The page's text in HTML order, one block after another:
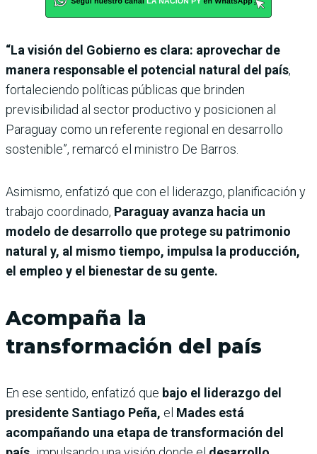
“La visión del Gobierno es clara: aprovechar de
manera responsable el potencial natural del país,
fortaleciendo políticas públicas que brinden
previsibilidad al sector productivo y posicionen al
Paraguay como un referente regional en desarrollo
sostenible”, remarcó el ministro De Barros.
Asimismo, enfatizó que con el liderazgo, planificación y
trabajo coordinado, Paraguay avanza hacia un
modelo de desarrollo que protege su patrimonio
natural y, al mismo tiempo, impulsa la producción,
el empleo y el bienestar de su gente.
Acompaña la
transformación del país
En ese sentido, enfatizó que bajo el liderazgo del
presidente Santiago Peña, el Mades está
acompañando una etapa de transformación del